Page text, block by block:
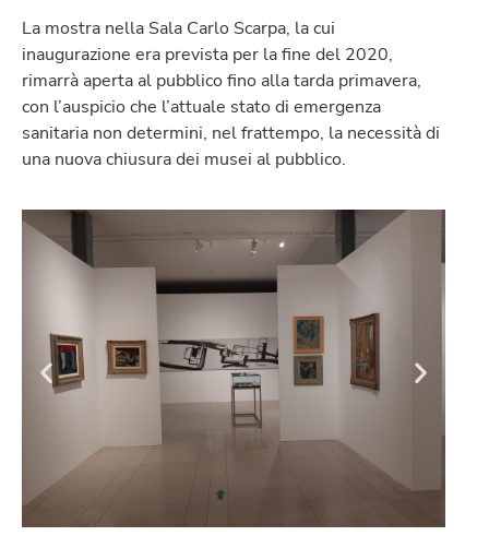
La mostra nella Sala Carlo Scarpa, la cui
inaugurazione era prevista per la fine del 2020,
rimarrà aperta al pubblico fino alla tarda primavera,
con l’auspicio che l’attuale stato di emergenza
sanitaria non determini, nel frattempo, la necessità di
una nuova chiusura dei musei al pubblico.